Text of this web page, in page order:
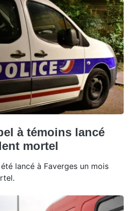
à témoins lancé
mortel
lancé à Faverges un mois